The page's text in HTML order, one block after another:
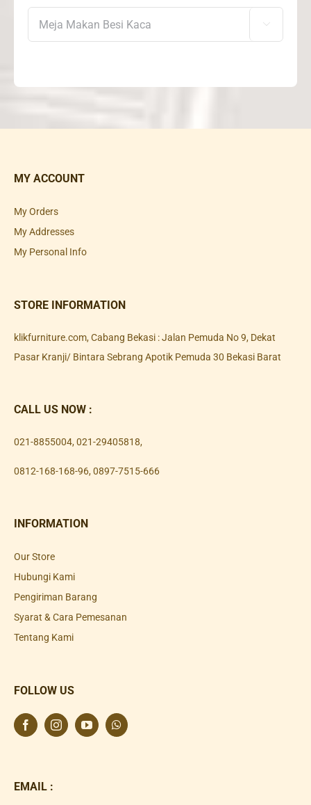

MY ACCOUNT
My Orders
My Addresses
My Personal Info
STORE INFORMATION
klikfurniture.com, Cabang Bekasi : Jalan Pemuda No 9, Dekat
Pasar Kranji/ Bintara Sebrang Apotik Pemuda 30 Bekasi Barat
CALL US NOW :
021-8855004, 021-29405818,
0812-168-168-96, 0897-7515-666
INFORMATION
Our Store
Hubungi Kami
Pengiriman Barang
Syarat & Cara Pemesanan
Tentang Kami
FOLLOW US
EMAIL :